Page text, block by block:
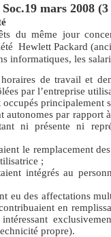
Soc.19 mars 2008
du même jour
Hewlett Packard
informatiques, les
de travail et
par l’entreprise
occupés principalement
autonomes par rapport
ni présente ni
le remplacement
;
intégrés au
eu des affectations
en
intéressant
propre).